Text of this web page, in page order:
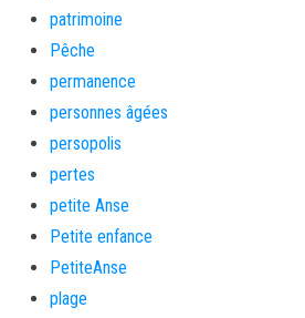
patrimoine
Pêche
permanence
personnes âgées
persopolis
pertes
petite Anse
Petite enfance
PetiteAnse
plage